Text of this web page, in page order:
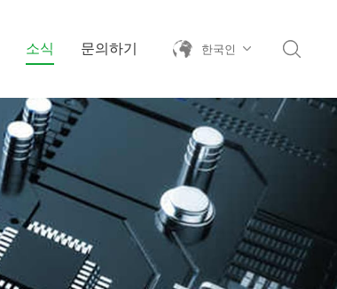
소식 문의하기 한국인